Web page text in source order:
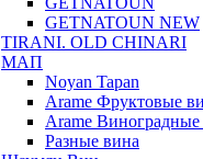
GETNATOUN NEW
TIRANI. OLD CHINARI
МАП
Noyan Tapan
Arame Фруктовые
Arame Виноградные
Разные вина